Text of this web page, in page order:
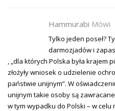
Hammurabi Mówi
Tylko jeden poseł?
darmozjadów i
, „dla których Polska była krajem
złożyły wniosek o udzielenie
państwie unijnym”. W
unijnym takie osoby są
w tym wypadku do Polski – w